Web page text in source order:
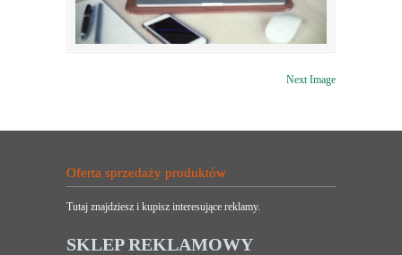
Next Image
Oferta sprzedaży produktów
Tutaj znajdziesz i kupisz interesujące reklamy.
SKLEP REKLAMOWY